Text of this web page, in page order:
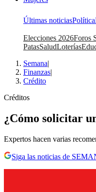
Últimas noticiasPolítica
Elecciones 2026Foros
PatasSaludLoterías
Semana|
Finanzas|
Crédito
Créditos
¿Cómo solicitar
Expertos hacen varias
Siga las noticias de